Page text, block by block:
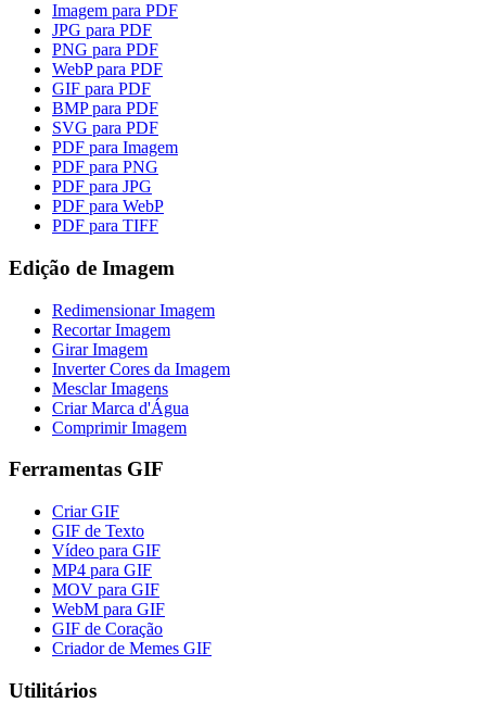
Imagem para PDF
JPG para PDF
PNG para PDF
WebP para PDF
GIF para PDF
BMP para PDF
SVG para PDF
PDF para Imagem
PDF para PNG
PDF para JPG
PDF para WebP
PDF para TIFF
Edição de Imagem
Redimensionar Imagem
Recortar Imagem
Girar Imagem
Inverter Cores da Imagem
Mesclar Imagens
Criar Marca d'Água
Comprimir Imagem
Ferramentas GIF
Criar GIF
GIF de Texto
Vídeo para GIF
MP4 para GIF
MOV para GIF
WebM para GIF
GIF de Coração
Criador de Memes GIF
Utilitários